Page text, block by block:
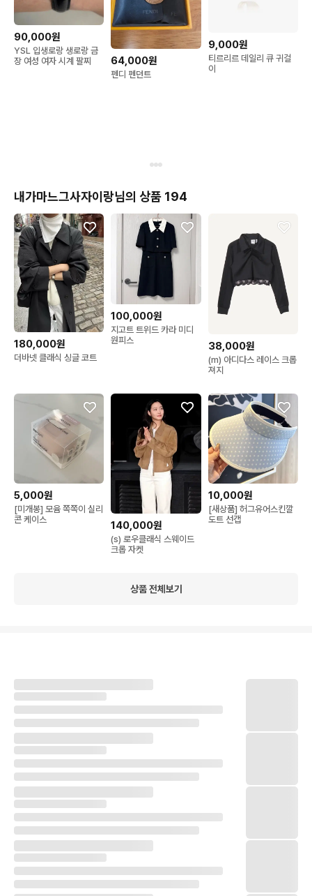
90,000원
YSL 입생로랑 생로랑 금
장 여성 여자 시계 팔찌
64,000원
펜디 펜던트
9,000원
티르리르 데일리 큐 귀걸
이
내가마느그사자이랑님의 상품 194
180,000원
더바넷 클래식 싱글 코트
100,000원
지고트 트위드 카라 미디
원피스
38,000원
(m) 아디다스 레이스 크롭
져지
5,000원
[미개봉] 모윰 쪽쪽이 실리
콘 케이스
140,000원
(s) 로우클래식 스웨이드
크롭 자켓
10,000원
[새상품] 허그유어스킨깔
도트 선캡
상품 전체보기